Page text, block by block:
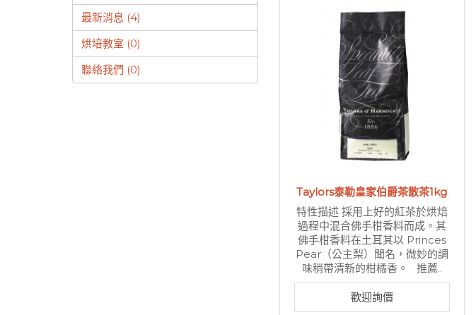
最新消息 (4)
烘培教室 (0)
聯絡我們 (0)
Taylors泰勒皇家伯爵茶散茶1kg
特性描述 採用上好的紅茶於烘焙
過程中混合佛手柑香料而成。其
佛手柑香料在土耳其以 Princes
Pear（公主梨）聞名，微妙的調
味稍帶清新的柑橘香。 推薦..
歡迎詢價